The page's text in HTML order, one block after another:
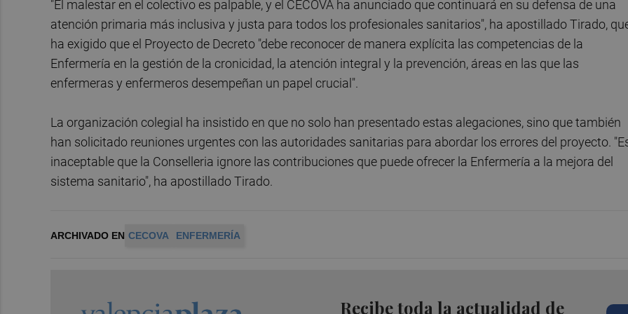
"El malestar en el colectivo es palpable, y el CECOVA ha anunciado que continuará en su defensa de una
atención primaria más inclusiva y justa para todos los profesionales sanitarios", ha apostillado Tirado,
ha exigido que el Proyecto de Decreto "debe reconocer de manera explícita las competencias de la
Enfermería en la gestión de la cronicidad, la atención integral y la prevención, áreas en las que las
enfermeras y enfermeros desempeñan un papel crucial".
La organización colegial ha insistido en que no solo han presentado estas alegaciones, sino que también
han solicitado reuniones urgentes con las autoridades sanitarias para abordar los errores del proyecto.
inaceptable que la Conselleria ignore las contribuciones que puede ofrecer la Enfermería a la mejora del
sistema sanitario", ha apostillado Tirado.
ARCHIVADO EN CECOVA ENFERMERÍA
Recibe toda la actualidad de